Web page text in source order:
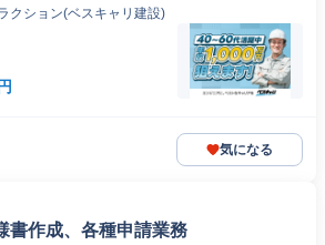
クション(ベスキャリ建設)
気になる
書作成、各種申請業務